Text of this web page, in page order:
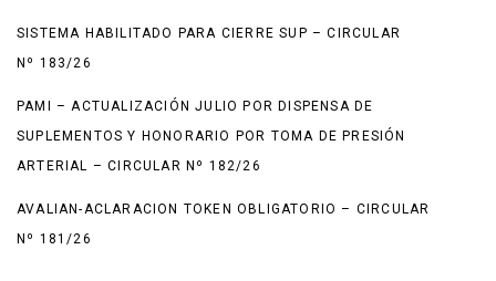
SISTEMA HABILITADO PARA CIERRE SUP – CIRCULAR
Nº 183/26
PAMI – ACTUALIZACIÓN JULIO POR DISPENSA DE
SUPLEMENTOS Y HONORARIO POR TOMA DE PRESIÓN
ARTERIAL – CIRCULAR Nº 182/26
AVALIAN-ACLARACION TOKEN OBLIGATORIO – CIRCULAR
Nº 181/26